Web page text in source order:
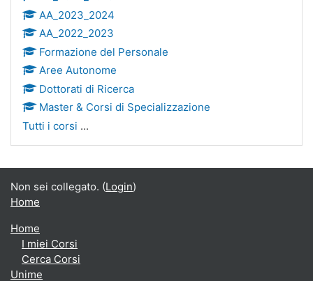
AA_2023_2024
AA_2022_2023
Formazione del Personale
Aree Autonome
Dottorati di Ricerca
Master & Corsi di Specializzazione
Tutti i corsi ...
Non sei collegato. (Login)
Home
Home
I miei Corsi
Cerca Corsi
Unime